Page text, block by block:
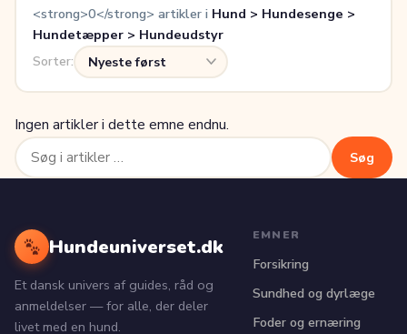
<strong>0</strong> artikler i Hund > Hundesenge >
Hundetæpper > Hundeudstyr
Sorter:
Ingen artikler i dette emne endnu.
Søg
efter:
Søg
Hundeuniverset.dk
Et dansk univers af guides, råd og
anmeldelser — for alle, der deler
livet med en hund.
EMNER
Forsikring
Sundhed og dyrlæge
Foder og ernæring